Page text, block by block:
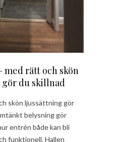
med rätt och skön
du skillnad
skön ljussättning gör
belysning gör
entrén både kan bli
funktionell. Hallen